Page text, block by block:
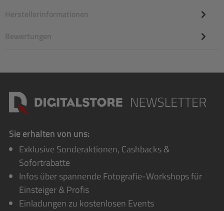
Herstellerinformationen
Bewertungen
Sie erhalten von uns:
Exklusive Sonderaktionen, Cashbacks &
Sofortrabatte
Infos über spannende Fotografie-Workshops für
Einsteiger & Profis
Einladungen zu kostenlosen Events